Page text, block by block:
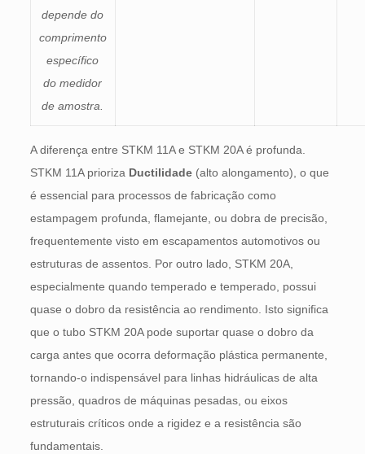
depende do
comprimento
específico
do medidor
de amostra.
A diferença entre STKM 11A e STKM 20A é profunda.
STKM 11A prioriza Ductilidade(alto alongamento), o que
é essencial para processos de fabricação como
estampagem profunda, flamejante, ou dobra de precisão,
frequentemente visto em escapamentos automotivos ou
estruturas de assentos. Por outro lado, STKM 20A,
especialmente quando temperado e temperado, possui
quase o dobro da resistência ao rendimento. Isto significa
que o tubo STKM 20A pode suportar quase o dobro da
carga antes que ocorra deformação plástica permanente,
tornando-o indispensável para linhas hidráulicas de alta
pressão, quadros de máquinas pesadas, ou eixos
estruturais críticos onde a rigidez e a resistência são
fundamentais.